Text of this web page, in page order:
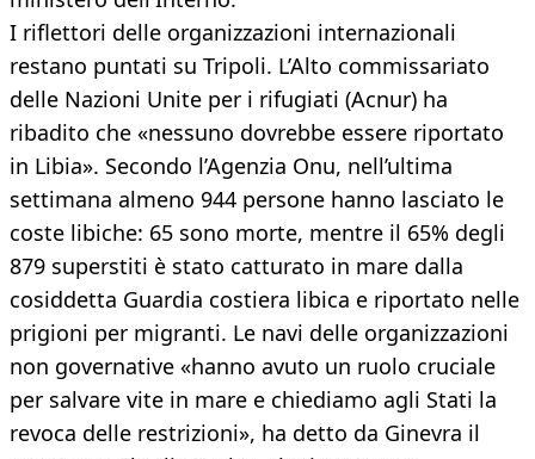
I riflettori delle organizzazioni internazionali
restano puntati su Tripoli. L’Alto commissariato
delle Nazioni Unite per i rifugiati (Acnur) ha
ribadito che «nessuno dovrebbe essere riportato
in Libia». Secondo l’Agenzia Onu, nell’ultima
settimana almeno 944 persone hanno lasciato le
coste libiche: 65 sono morte, mentre il 65% degli
879 superstiti è stato catturato in mare dalla
cosiddetta Guardia costiera libica e riportato nelle
prigioni per migranti. Le navi delle organizzazioni
non governative «hanno avuto un ruolo cruciale
per salvare vite in mare e chiediamo agli Stati la
revoca delle restrizioni», ha detto da Ginevra il